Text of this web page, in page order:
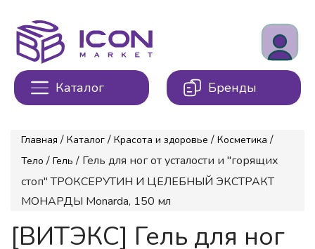
Каталог Бренды
Главная / Каталог / Красота и здоровье / Косметика /
Тело / Гель / Гель для ног от усталости и "горящих
стоп" ТРОКСЕРУТИН И ЦЕЛЕБНЫЙ ЭКСТРАКТ
МОНАРДЫ Monarda, 150 мл
[ВИТЭКС] Гель для ног